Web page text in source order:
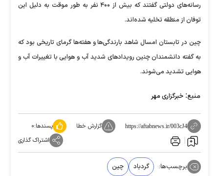
رسانه‌های دولتی گفتند که بیش از ۴۰۰ نفر به طور موقت به دلیل این
توفان از منطقه تخلیه شده‌اند.
چین در تابستان امسال شاهد بارندگی‌ها و هفته‌ها گرمای تاریخی بود که
به گفته دانشمندان چنین رویداد‌های شدید آب و هوایی با تغییرات آب و
هوایی تشدید می‌شوند.
منبع: خبرگزاری مهر
https://aftabnews.ir/003cJ4 گزارش خطا پسندها:۰
اشتراک گذاری
برچسب‌ها: گردباد چین